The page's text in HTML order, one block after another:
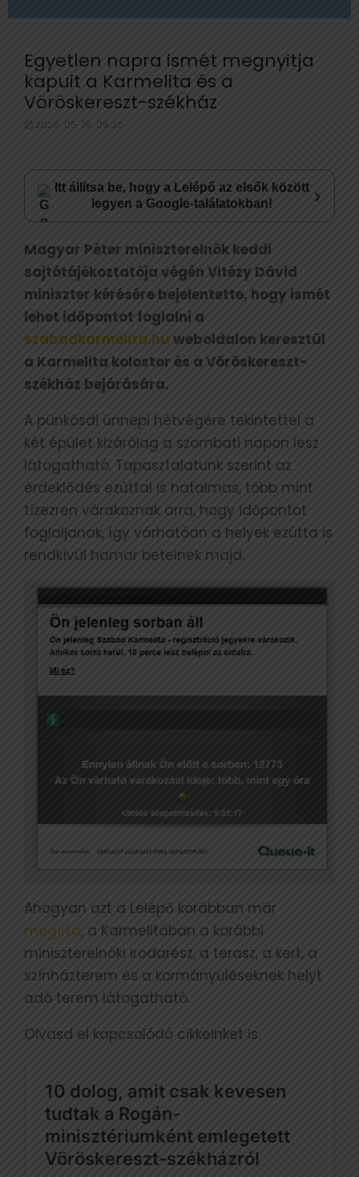
Egyetlen napra ismét megnyitja
kapuit a Karmelita és a
Vöröskereszt-székház
2026. 05. 19. 09:30
Itt állítsa be, hogy a Lelépő az elsők között
legyen a Google-találatokban!
›
Magyar Péter miniszterelnök keddi
sajtótájékoztatója végén Vitézy Dávid
miniszter kérésére bejelentette, hogy ismét
lehet időpontot foglalni a
szabadkarmelita.hu weboldalon keresztül
a Karmelita kolostor és a Vöröskereszt-
székház bejárására.
A pünkösdi ünnepi hétvégére tekintettel a
két épület kizárólag a szombati napon lesz
látogatható. Tapasztalatunk szerint az
érdeklődés ezúttal is hatalmas, több mint
tízezren várakoznak arra, hogy időpontot
foglaljanak, így várhatóan a helyek ezútta is
rendkívül hamar betelnek majd.
Ahogyan azt a Lelépő korábban már
megírta, a Karmelitában a korábbi
miniszterelnöki irodarész, a terasz, a kert, a
színházterem és a kormányüléseknek helyt
adó terem látogatható.
Olvasd el kapcsolódó cikkeinket is: